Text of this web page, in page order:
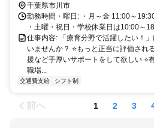
千葉県市川市
勤務時間・曜日: ・月～金 11:00～
・土曜・祝日・学校休業日は10:00～
仕事内容: 「療育分野で活躍したい！
いませんか？ ⭐もっと正当に評価され
援など手厚いサポートをして欲しい ⭐
職場...
交通費支給 シフト制
前へ 1 2 3